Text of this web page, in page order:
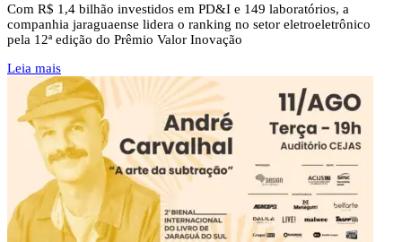
Com R$ 1,4 bilhão investidos em PD&I e 149 laboratórios, a
companhia jaraguaense lidera o ranking no setor eletroeletrônico
pela 12ª edição do Prêmio Valor Inovação
Leia mais